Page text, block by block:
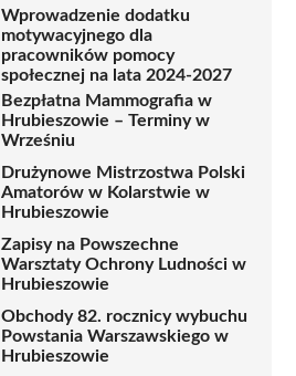
Wprowadzenie dodatku
motywacyjnego dla
pracowników pomocy
społecznej na lata 2024-2027
Bezpłatna Mammografia w
Hrubieszowie – Terminy w
Wrześniu
Drużynowe Mistrzostwa Polski
Amatorów w Kolarstwie w
Hrubieszowie
Zapisy na Powszechne
Warsztaty Ochrony Ludności w
Hrubieszowie
Obchody 82. rocznicy wybuchu
Powstania Warszawskiego w
Hrubieszowie